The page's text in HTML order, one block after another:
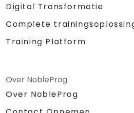
Digital Transformatie
Complete
Training Platform
Over NobleProg
Over NobleProg